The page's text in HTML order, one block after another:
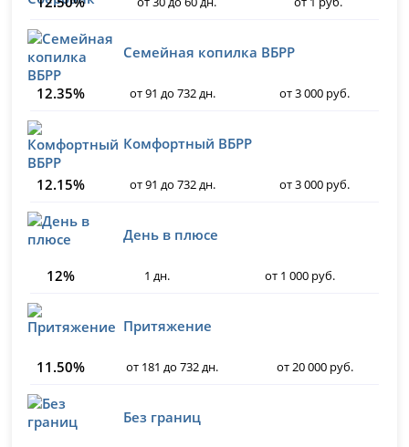
Семейная копилка ВБРР
12.35% от 91 до 732 дн. от 3 000 руб.
Комфортный ВБРР
12.15% от 91 до 732 дн. от 3 000 руб.
День в плюсе
12% 1 дн. от 1 000 руб.
Притяжение
11.50% от 181 до 732 дн. от 20 000 руб.
Без границ